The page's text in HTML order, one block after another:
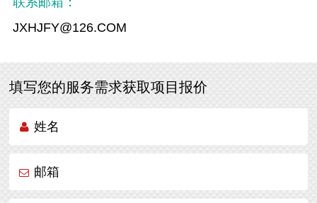
JXHJFY@126.COM
填写您的服务需求获取项目报价
姓名
邮箱